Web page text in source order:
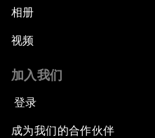
相册
视频
加入我们
登录
成为我们的合作伙伴